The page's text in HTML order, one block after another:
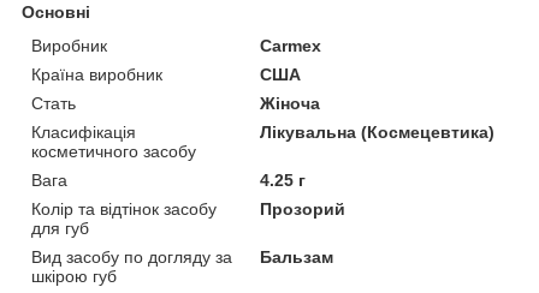
Основні
Виробник
Carmex
Країна виробник
США
Стать
Жіноча
Класифікація
косметичного засобу
Лікувальна (Космецевтика)
Вага
4.25 г
Колір та відтінок засобу
для губ
Прозорий
Вид засобу по догляду за
шкірою губ
Бальзам